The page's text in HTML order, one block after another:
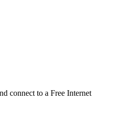
connect to a Free Internet